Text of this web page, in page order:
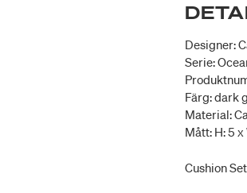
Designer:
Serie:
Färg: dark
Material:
Mått: H: 5
Cushion